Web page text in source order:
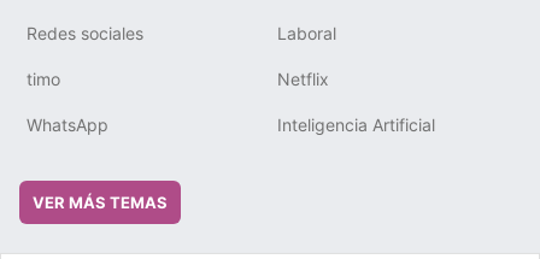
Redes sociales Laboral
timo Netflix
WhatsApp Inteligencia Artificial
VER MÁS TEMAS